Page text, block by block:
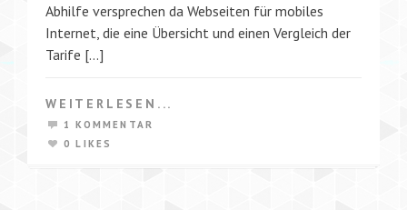
Abhilfe versprechen da Webseiten für mobiles
Internet, die eine Übersicht und einen Vergleich der
Tarife […]
WEITERLESEN...
1 KOMMENTAR
0 LIKES